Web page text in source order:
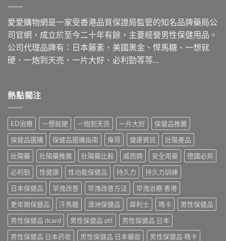
愛愛購物網是一家受香港品質保證局監管的知名品牌藥局公
司官網，成立於至今二十年有餘，主要經營男性保健用品。
公司代理品牌有：日本藤素、美國黑金、悍馬糖、一想就
硬、一炮到天亮、一片大好、必利勁等等…
熱點關注
ED治療 一想就硬 一炮到天亮 一片大好
保健品推薦
保健品選購
保健品選購指南 偉哥 健康資訊
壯陽產品
壯陽藥
壯陽藥推薦 壯陽藥比較 威而鋼 安全用藥
德國必邦
必利勁
性健康 性功能保健品 持久力
持久力訓練
日本保健品
早洩改善 早洩改善方法
早洩治療 香港
更年期保健品
汗馬糖 澳洲保健品 犀利士 瑪卡
男性保健品
男性保健品 dcard
男性保健品 ptt
男性保健品 日本
男性保健品 日本药妆
男性保健品 日本藥妝
男性保健品 瑪卡